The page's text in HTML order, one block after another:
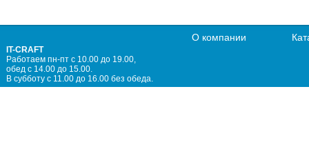
IT-CRAFT
Работаем пн-пт с 10.00 до 19.00,
обед с 14.00 до 15.00.
В субботу с 11.00 до 16.00 без обеда.
О компании